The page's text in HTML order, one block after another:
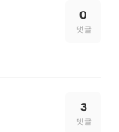
0
댓글
3
댓글